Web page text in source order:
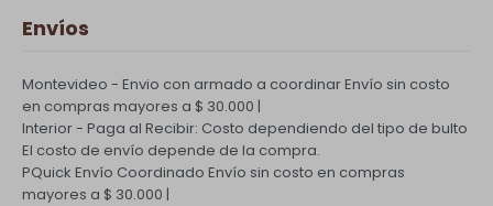
Envíos
Montevideo - Envio con armado a coordinarEnvío sin costo
en compras mayores a $ 30.000 |
Interior - Paga al Recibir: Costo dependiendo del tipo de bulto
El costo de envío depende de la compra.
PQuick Envío Coordinado Envío sin costo en compras
mayores a $ 30.000 |